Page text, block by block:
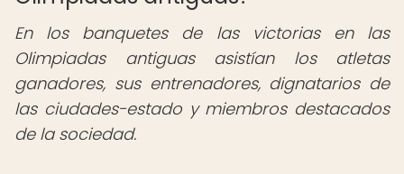
En los banquetes de las victorias en las
Olimpiadas antiguas asistían los atletas
ganadores, sus entrenadores, dignatarios de
las ciudades-estado y miembros destacados
de la sociedad.